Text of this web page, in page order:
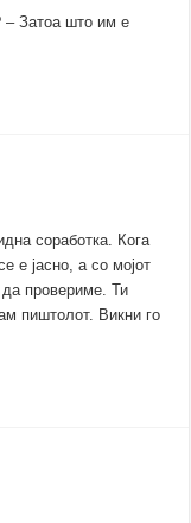
– Затоа што им е
соработка. Кога
е јасно, а со мојот
провериме. Ти
пиштолот. Викни го